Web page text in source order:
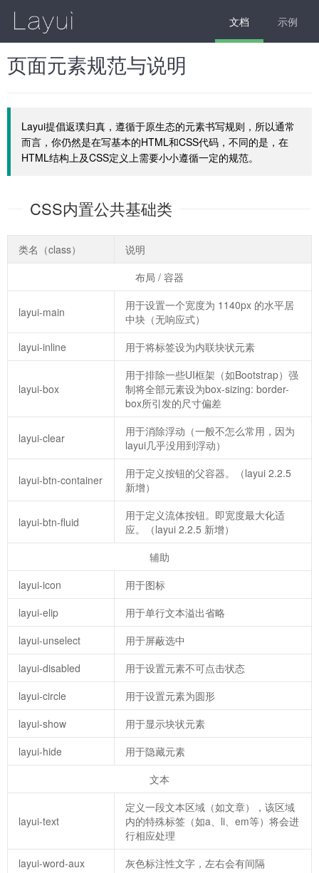
文档 示例
页面元素规范与说明
Layui提倡返璞归真，遵循于原生态的元素书写规则，所以通常
而言，你仍然是在写基本的HTML和CSS代码，不同的是，在
HTML结构上及CSS定义上需要小小遵循一定的规范。
CSS内置公共基础类
类名（class）
说明
布局 / 容器
layui-main
用于设置一个宽度为 1140px 的水平居
中块（无响应式）
layui-inline
用于将标签设为内联块状元素
layui-box
用于排除一些UI框架（如Bootstrap）强
制将全部元素设为box-sizing: border-
box所引发的尺寸偏差
layui-clear
用于消除浮动（一般不怎么常用，因为
layui几乎没用到浮动）
layui-btn-container
用于定义按钮的父容器。（layui 2.2.5
新增）
layui-btn-fluid
用于定义流体按钮。即宽度最大化适
应。（layui 2.2.5 新增）
辅助
layui-icon
用于图标
layui-elip
用于单行文本溢出省略
layui-unselect
用于屏蔽选中
layui-disabled
用于设置元素不可点击状态
layui-circle
用于设置元素为圆形
layui-show
用于显示块状元素
layui-hide
用于隐藏元素
文本
layui-text
定义一段文本区域（如文章），该区域
内的特殊标签（如a、li、em等）将会进
行相应处理
layui-word-aux
灰色标注性文字，左右会有间隔